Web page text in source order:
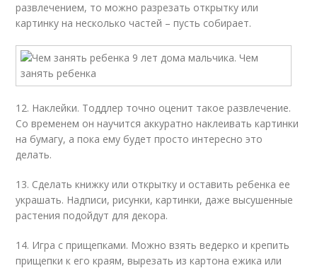
развлечением, то можно разрезать открытку или
картинку на несколько частей – пусть собирает.
12. Наклейки. Тоддлер точно оценит такое развлечение.
Со временем он научится аккуратно наклеивать картинки
на бумагу, а пока ему будет просто интересно это
делать.
13. Сделать книжку или открытку и оставить ребенка ее
украшать. Надписи, рисунки, картинки, даже высушенные
растения подойдут для декора.
14. Игра с прищепками. Можно взять ведерко и крепить
прищепки к его краям, вырезать из картона ежика или